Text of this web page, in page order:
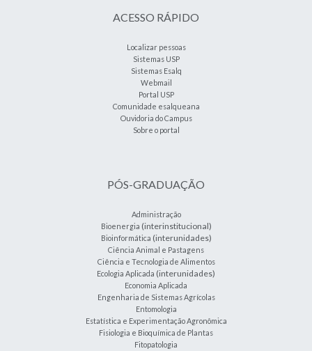
ACESSO RÁPIDO
Localizar pessoas
Sistemas USP
Sistemas Esalq
Webmail
Portal USP
Comunidade esalqueana
Ouvidoria do Campus
Sobre o portal
PÓS-GRADUAÇÃO
Administração
Bioenergia (interinstitucional)
Bioinformática (interunidades)
Ciência Animal e Pastagens
Ciência e Tecnologia de Alimentos
Ecologia Aplicada (interunidades)
Economia Aplicada
Engenharia de Sistemas Agrícolas
Entomologia
Estatística e Experimentação Agronômica
Fisiologia e Bioquímica de Plantas
Fitopatologia